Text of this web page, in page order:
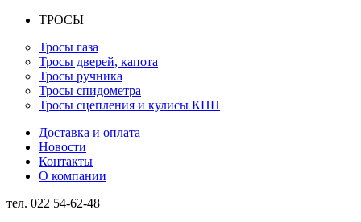
ТРОСЫ
Тросы газа
Тросы дверей, капота
Тросы ручника
Тросы спидометра
Тросы сцепления и кулисы КПП
Доставка и оплата
Новости
Контакты
О компании
тел. 022 54-62-48